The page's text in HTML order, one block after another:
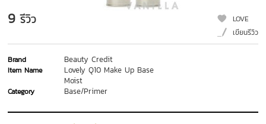
9 รีวิว
LOVE
เขียนรีวิว
Brand Beauty Credit
Item Name
Lovely Q10 Make Up Base
Moist
Category Base/Primer